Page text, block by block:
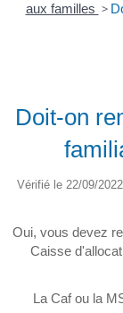
aux familles >
Doit-on
Vérifié le 22/09/
Oui, vous devez
Caisse
La Caf ou la